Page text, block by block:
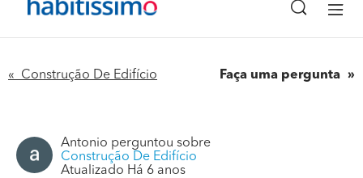
« Construção De Edifício Faça uma pergunta
Antonio perguntou sobre
Construção De Edifício
Atualizado Há 6 anos